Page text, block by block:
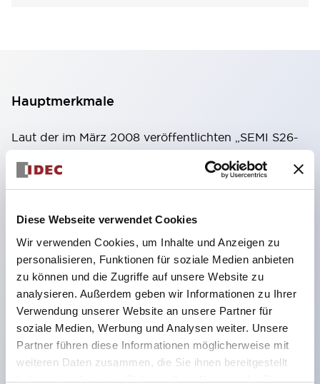
Diese Webseite verwendet Cookies
Wir verwenden Cookies, um Inhalte und Anzeigen zu
personalisieren, Funktionen für soziale Medien anbieten
zu können und die Zugriffe auf unsere Website zu
analysieren. Außerdem geben wir Informationen zu Ihrer
Verwendung unserer Website an unsere Partner für
soziale Medien, Werbung und Analysen weiter. Unsere
Partner führen diese Informationen möglicherweise mit
weiteren Daten zusammen, die Sie ihnen bereitgestellt
haben oder die sie im Rahmen Ihrer Nutzung der Dienste
Hauptmerkmale
Laut der im März 2008 veröffentlichten „SEMI S26-
0308 Environmental, Health, and Safety Guideline
for FPD Manufacturing System [Richtlinie für
Herstellungssystemen (Geräten)]“ kann bei
Schaltern, die nur begrenzte Bereiche oder Teile
stoppen (Teilstopp), die herkömmliche Kombination
aus rotem Knopf und gelbem Hintergrund nicht
verwendet werden.
Deshalb schlagen wir von IDEC für Maschinen und
Geräte, die einen Teilstopp benötigen, gelbe Knöpfe
oder Namensschilder und Schutzvorrichtungen mit